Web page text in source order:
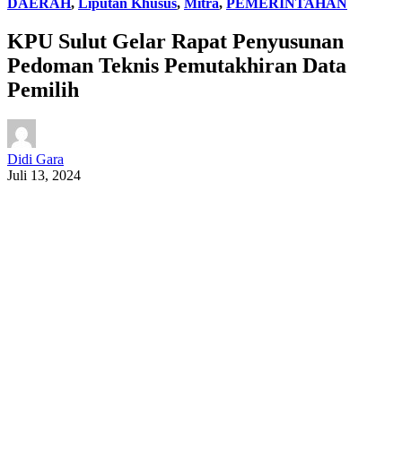
KPU Sulut Gelar Rapat Penyusunan
Pedoman Teknis Pemutakhiran Data
Pemilih
Didi Gara
Juli 13, 2024